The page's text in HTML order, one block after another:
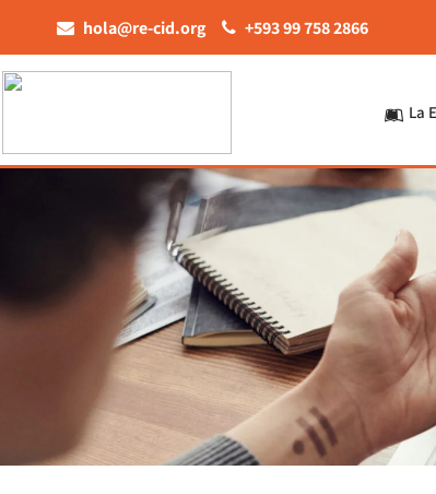
hola@re-cid.org +593 99 758 2866
La